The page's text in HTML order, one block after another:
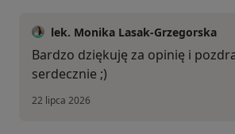
lek. Monika Lasak-Grzegorska
Bardzo dziękuję za opinię i
serdecznie ;)
22 lipca 2026